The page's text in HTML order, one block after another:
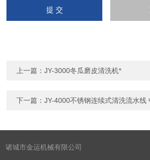
上一篇：JY-3000冬瓜磨皮清洗机*
下一篇：JY-4000不锈钢连续式清洗流水线
诸城市金运机械有限公司